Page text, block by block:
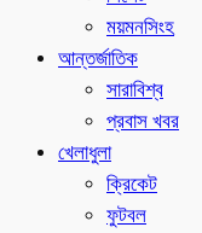
ময়মনসিংহ
আন্তর্জাতিক
সারাবিশ্ব
প্রবাস খবর
খেলাধুলা
ক্রিকেট
ফুটবল